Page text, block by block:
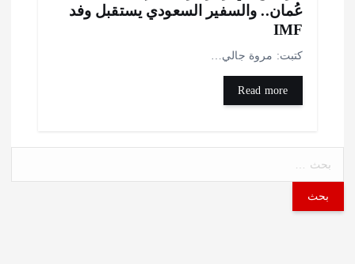
والسفير السعودي يستقبل وفد
مروة جالي…